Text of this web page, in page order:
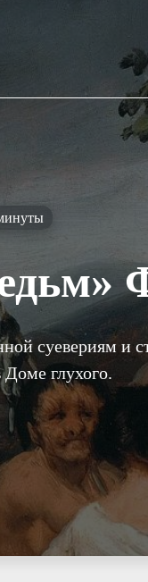
суевериям и
глухого.